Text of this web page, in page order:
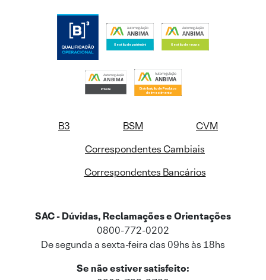
B3 BSM
CVM
Correspondentes Cambiais
Correspondentes Bancários
SAC - Dúvidas, Reclamações e Orientações
0800-772-0202
De segunda a sexta-feira das 09hs às 18hs
Se não estiver satisfeito: